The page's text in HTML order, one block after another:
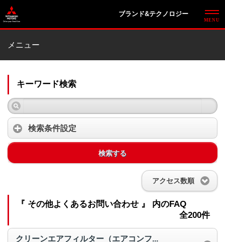
ブランド&テクノロジー
メニュー
キーワード検索
検索条件設定
検索する
アクセス数順
『 その他よくあるお問い合わせ 』 内のFAQ
全200件
クリーンエアフィルター（エアコンフ...